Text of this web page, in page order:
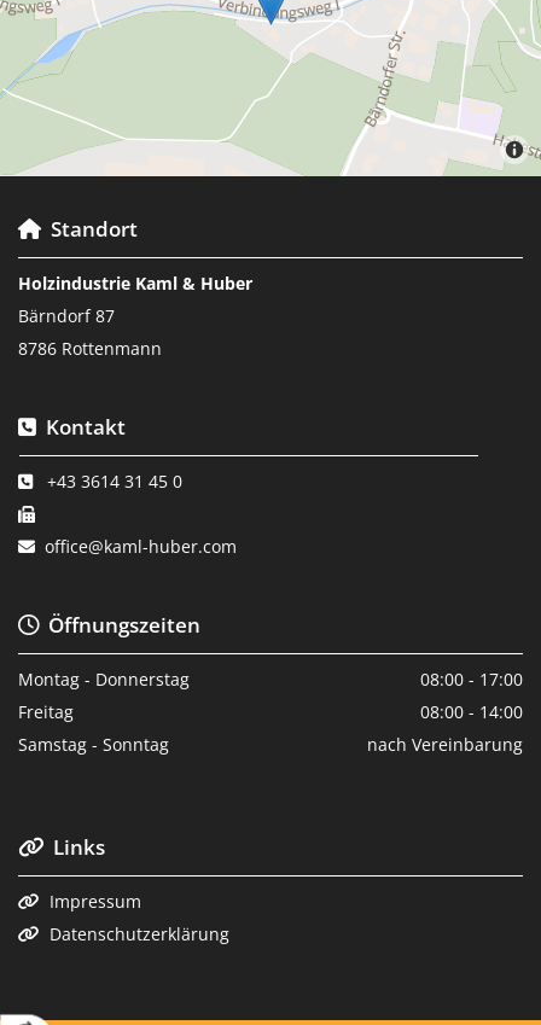
 Standort
Holzindustrie Kaml & Huber
Bärndorf 87
8786 Rottenmann
 Kontakt
 +43 3614 31 45 0

 office@kaml-huber.com
Öffnungszeiten
Montag - Donnerstag
08:00 - 17:00
Freitag
08:00 - 14:00
Samstag - Sonntag
nach Vereinbarung
 Links
 Impressum
 Datenschutzerklärung